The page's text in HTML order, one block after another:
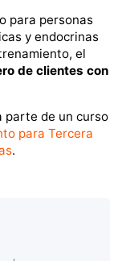
para personas
y endocrinas
el
de clientes con
parte de un curso
para Tercera
.